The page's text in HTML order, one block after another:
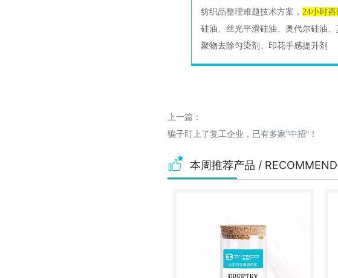
纺织品整理难题技术方案， 24小时咨
硅油、丝光平滑硅油、奥代尔硅油
聚物去除匀染剂、印花手感提升剂
上一篇：
骗子盯上了复工企业，已有多家“中招”！
本周推荐产品 /